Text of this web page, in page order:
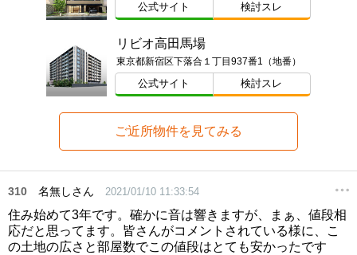
公式サイト 検討スレ
リビオ高田馬場
東京都新宿区下落合１丁目937番1（地番）
公式サイト 検討スレ
ご近所物件を見てみる
310 名無しさん 2021/01/10 11:33:54
住み始めて3年です。確かに音は響きますが、まぁ、値段相
応だと思ってます。皆さんがコメントされている様に、こ
の土地の広さと部屋数でこの値段はとても安かったです